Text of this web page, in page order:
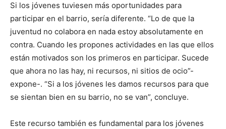
Si los jóvenes tuviesen más oportunidades para
participar en el barrio, sería diferente. “Lo de que la
juventud no colabora en nada estoy absolutamente en
contra. Cuando les propones actividades en las que ellos
están motivados son los primeros en participar. Sucede
que ahora no las hay, ni recursos, ni sitios de ocio”-
expone-. “Si a los jóvenes les damos recursos para que
se sientan bien en su barrio, no se van”, concluye.
Este recurso también es fundamental para los jóvenes